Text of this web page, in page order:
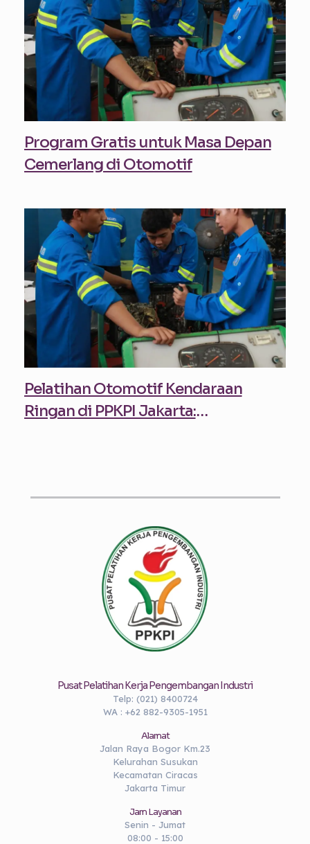
Program Gratis untuk Masa Depan
Cemerlang di Otomotif
Pelatihan Otomotif Kendaraan
Ringan di PPKPI Jakarta:
Pusat Pelatihan Kerja Pengembangan Industri
Telp: (021) 8400724
WA : +62 882-9305-1951
Alamat
Jalan Raya Bogor Km.23
Kelurahan Susukan
Kecamatan Ciracas
Jakarta Timur
Jam Layanan
Senin - Jumat
08:00 - 15:00